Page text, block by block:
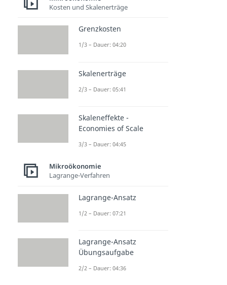
Kosten und Skalenerträge
Grenzkosten
1/3 – Dauer: 04:20
Skalenerträge
2/3 – Dauer: 05:41
Skaleneffekte -
Economies of Scale
3/3 – Dauer: 04:45
Mikroökonomie
Lagrange-Verfahren
Lagrange-Ansatz
1/2 – Dauer: 07:21
Lagrange-Ansatz
Übungsaufgabe
2/2 – Dauer: 04:36